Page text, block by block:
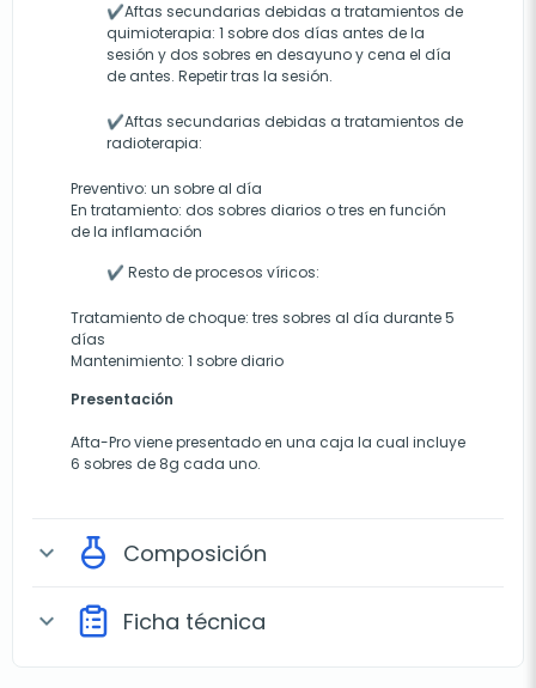
✔Aftas secundarias debidas a tratamientos de
quimioterapia: 1 sobre dos días antes de la
sesión y dos sobres en desayuno y cena el día
de antes. Repetir tras la sesión.
✔Aftas secundarias debidas a tratamientos de
radioterapia:
Preventivo: un sobre al día
En tratamiento: dos sobres diarios o tres en función
de la inflamación
✔ Resto de procesos víricos:
Tratamiento de choque: tres sobres al día durante 5
días
Mantenimiento: 1 sobre diario
Presentación
Afta-Pro viene presentado en una caja la cual incluye
6 sobres de 8g cada uno.
expand_more Composición
expand_more Ficha técnica